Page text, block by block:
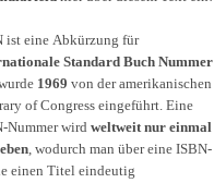
ist eine Abkürzung für
Standard Buch Nummer
1969 von der amerikanischen
of Congress eingeführt. Eine
Nummer wird weltweit nur einmal
, wodurch man über eine ISBN-
einen Titel eindeutig